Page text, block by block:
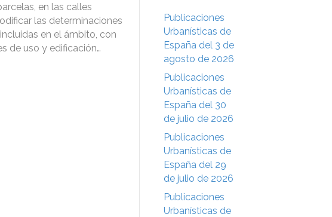
en las calles
las determinaciones
en el ámbito, con
de uso y edificación…
Publicaciones
Urbanísticas de
España del 3 de
agosto de 2026
Publicaciones
Urbanísticas de
España del 30
de julio de 2026
Publicaciones
Urbanísticas de
España del 29
de julio de 2026
Publicaciones
Urbanísticas de